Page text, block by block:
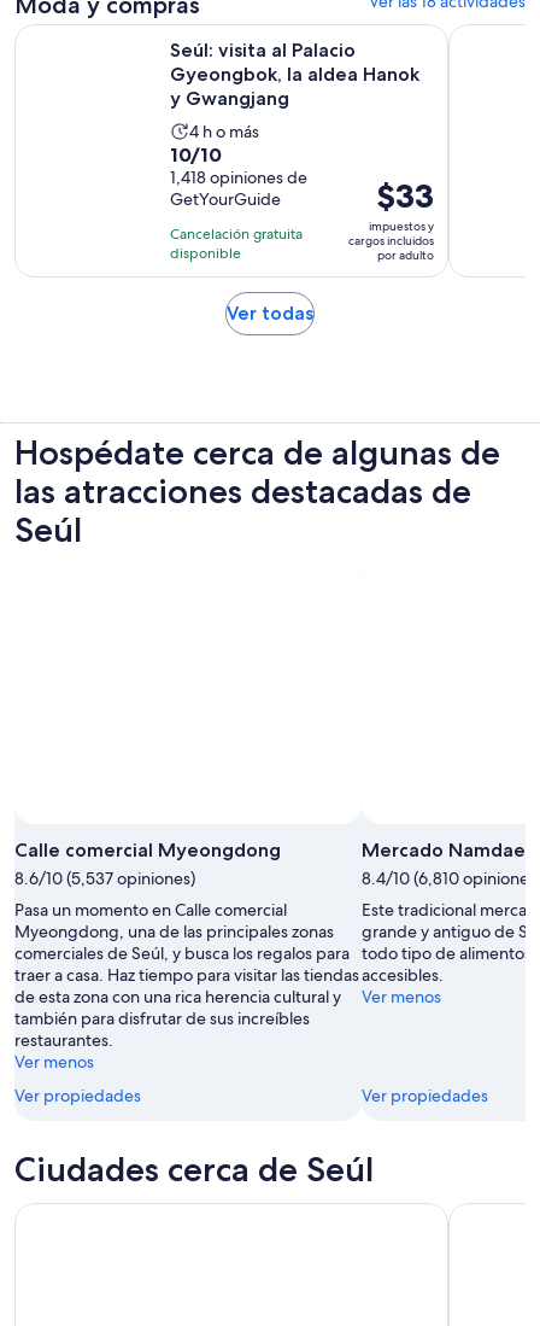
por
Seúl: visita al Palacio
Gyeongbok, la aldea Hanok
y Gwangjang
La
actividad
dura
4
horas
4 h o más
10.0
de
10
con
1418
opiniones
10/10
1,418 opiniones de
GetYourGuide
Cancelación gratuita
disponible
El
precio
es
de
$33
impuestos y
cargos incluidos
por adulto
Seúl: visita al Palacio Gyeongbok, la aldea Hanok ySeúl:
Ver todasSe
Hospédate cerca de algunas de
las atracciones destacadas de
Seúl
Calle comercial Myeongdong
8.6/10 (5,537 opiniones)
Pasa un momento en Calle comercial
Myeongdong, una de las principales zonas
comerciales de Seúl, y busca los regalos para
traer a casa. Haz tiempo para visitar las tiendas
de esta zona con una rica herencia cultural y
también para disfrutar de sus increíbles
restaurantes.
Ver menos
Ver propiedades
Mercado
8.4/10 (6,810 opiniones)
Este tradicional
grande y antiguo de
todo tipo de alimentos
accesibles.
Ver menos
Ver propiedades
Ciudades cerca de Seúl